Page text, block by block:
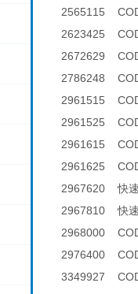
2565115
2623425
2672629
2786248
2961515
2961525
2961615
2961625
2967620 快速
2967810 快速
2968000
2976400
3349927